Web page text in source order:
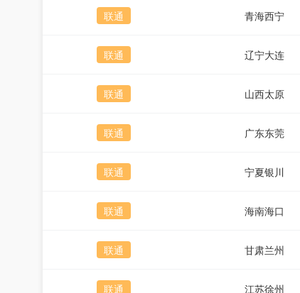
联通 青海西宁
联通 辽宁大连
联通 山西太原
联通 广东东莞
联通 宁夏银川
联通 海南海口
联通 甘肃兰州
联通 江苏徐州